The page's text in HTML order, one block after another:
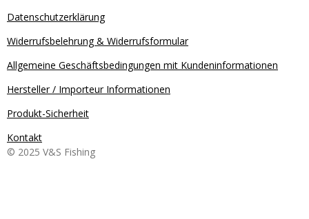
Datenschutzerklärung
Widerrufsbelehrung & Widerrufsformular
Allgemeine Geschäftsbedingungen mit Kundeninformationen
Hersteller / Importeur Informationen
Produkt-Sicherheit
Kontakt
© 2025 V&S Fishing